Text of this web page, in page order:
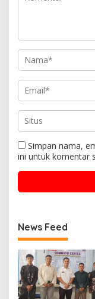
Simpan nama,
ini untuk komentar
News Feed